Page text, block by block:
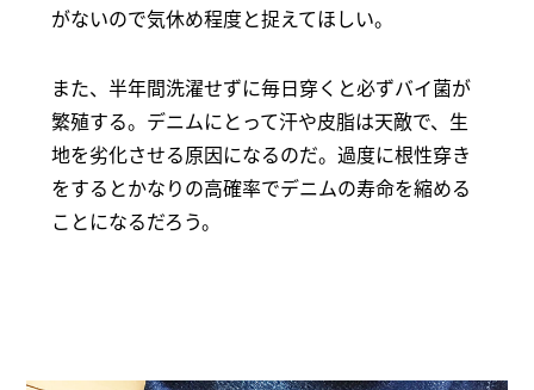
がないので気休め程度と捉えてほしい。
また、半年間洗濯せずに毎日穿くと必ずバイ菌が
繁殖する。デニムにとって汗や皮脂は天敵で、生
地を劣化させる原因になるのだ。過度に根性穿き
をするとかなりの高確率でデニムの寿命を縮める
ことになるだろう。